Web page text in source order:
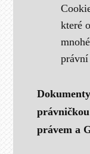
které
právní
právem a